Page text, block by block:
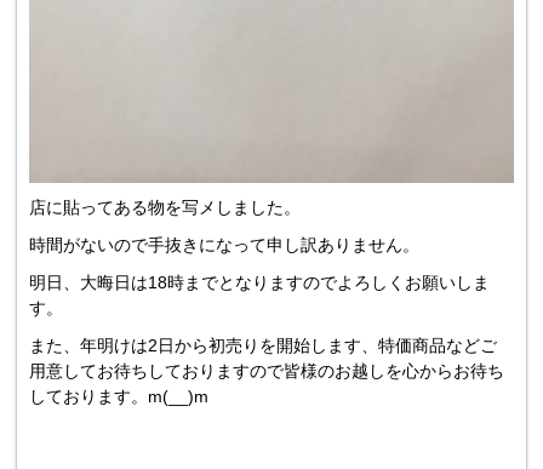
店に貼ってある物を写メしました。
時間がないので手抜きになって申し訳ありません。
明日、大晦日は18時までとなりますのでよろしくお願いしま
す。
また、年明けは2日から初売りを開始します、特価商品などご
用意してお待ちしておりますので皆様のお越しを心からお待ち
しております。m(__)m